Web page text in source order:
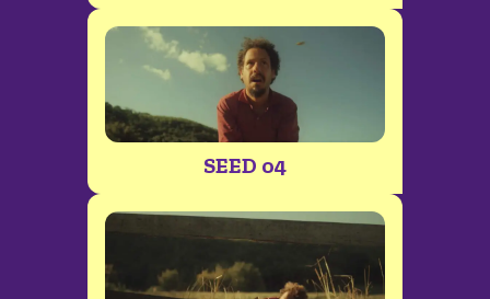
SEED 04